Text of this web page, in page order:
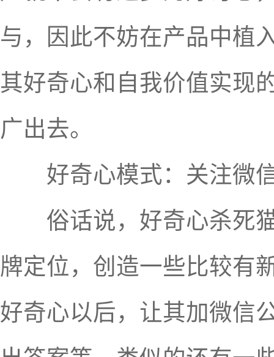
与，因此不妨在产品中植
其好奇心和自我价值实现
广出去。
好奇心模式：关注微信
俗话说，好奇心杀死猫
牌定位，创造一些比较有
好奇心以后，让其加微信